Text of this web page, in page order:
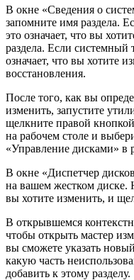
В окне «Сведения о
запомните имя раздела.
это означает, что вы
раздела. Если
означает, что вы хотите
восстановления.
После того, как вы
изменить, запустите
щелкните правой
на рабочем столе и
«Управление дисками» в
В окне «Диспетчер
на вашем жестком диске.
вы хотите изменить, и
В открывшемся
чтобы открыть мастер
вы сможете указать
какую часть
добавить к этому разделу.